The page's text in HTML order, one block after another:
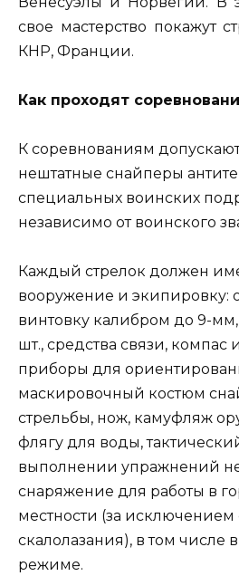
свое мастерство покажут
КНР, Франции.
Как проходят
К соревнованиям
нештатные снайперы
специальных воинских
независимо от воинского
Каждый стрелок должен
вооружение и экипировку:
винтовку калибром до 9-
шт., средства связи, компас
приборы для
маскировочный костюм
стрельбы, нож, камуфляж
флягу для воды,
выполнении упражнений
снаряжение для работы в
местности (за
скалолазания), в том числе
режиме.